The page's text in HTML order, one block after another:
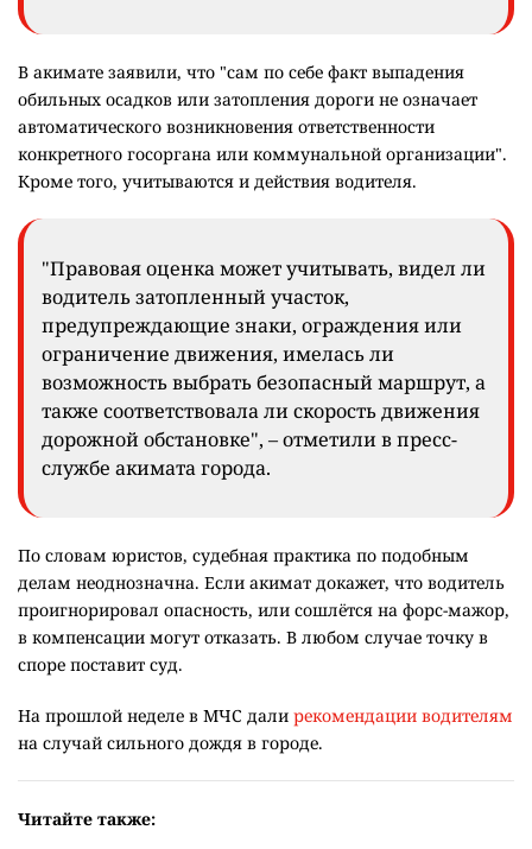
В акимате заявили, что "сам по себе факт выпадения
обильных осадков или затопления дороги не означает
автоматического возникновения ответственности
конкретного госоргана или коммунальной организации".
Кроме того, учитываются и действия водителя.
"Правовая оценка может учитывать, видел ли
водитель затопленный участок,
предупреждающие знаки, ограждения или
ограничение движения, имелась ли
возможность выбрать безопасный маршрут, а
также соответствовала ли скорость движения
дорожной обстановке", – отметили в пресс-
службе акимата города.
По словам юристов, судебная практика по подобным
делам неоднозначна. Если акимат докажет, что водитель
проигнорировал опасность, или сошлётся на форс-мажор,
в компенсации могут отказать. В любом случае точку в
споре поставит суд.
На прошлой неделе в МЧС дали рекомендации водителям
на случай сильного дождя в городе.
Читайте также: